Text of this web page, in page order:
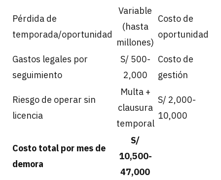
Pérdida de
temporada/oportunidad
Variable
(hasta
millones)
Costo de
oportunidad
Gastos legales por
seguimiento
S/ 500-
2,000
Costo de
gestión
Riesgo de operar sin
licencia
Multa +
clausura
temporal
S/ 2,000-
10,000
Costo total por mes de
demora
S/
10,500-
47,000